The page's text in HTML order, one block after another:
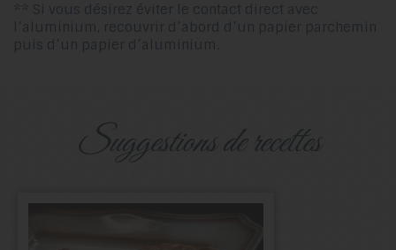
** Si vous désirez éviter le contact direct avec
l’aluminium, recouvrir d’abord d’un papier parchemin
puis d’un papier d’aluminium.
suggestions de recettes